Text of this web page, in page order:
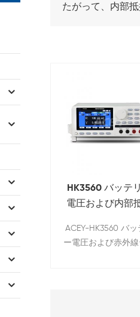
たがって、内部
HK3560 バッテ
電圧および内部
ACEY-HK3560 バッ
ー電圧および赤外線